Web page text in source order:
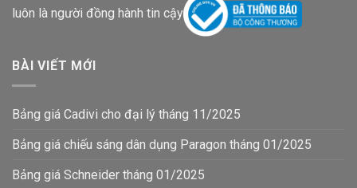
luôn là người đồng hành tin cậy
BÀI VIẾT MỚI
Bảng giá Cadivi cho đại lý tháng 11/2025
Bảng giá chiếu sáng dân dụng Paragon tháng 01/2025
Bảng giá Schneider tháng 01/2025